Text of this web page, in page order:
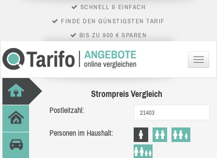
SCHNELL & EINFACH
FINDE DEN GÜNSTIGSTEN TARIF
BIS ZU 900 € SPAREN
Menü
Strompreis Vergleich
Postleitzahl:
Personen im Haushalt: